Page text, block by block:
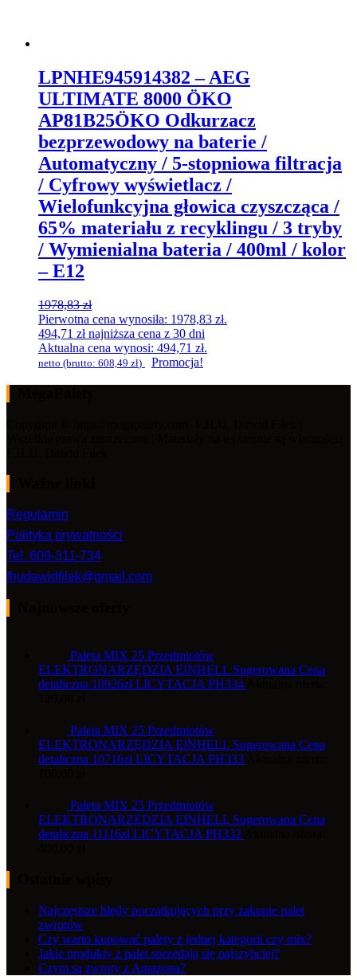
LPNHE945914382 – AEG
ULTIMATE 8000 ÖKO
AP81B25ÖKO Odkurzacz
bezprzewodowy na baterie /
Automatyczny / 5-stopniowa filtracja
/ Cyfrowy wyświetlacz /
Wielofunkcyjna głowica czyszcząca /
65% materiału z recyklingu / 3 tryby
/ Wymienialna bateria / 400ml / kolor
– E12
1978,83zł
Pierwotna cena wynosiła: 1978,83 zł.
494,71 złnajniższa cena z 30 dni
Aktualna cena wynosi: 494,71 zł.
netto (brutto: 608,49 zł) Promocja!
Regulamin
Polityka prywatności
Tel. 609-311-734
fhudawidfilek@gmail.com
Paleta MIX 25 Przedmiotów
ELEKTRONARZĘDZIA EINHELL Sugerowana Cena
detaliczna 10926zł LICYTACJA PH334
Paleta MIX 25 Przedmiotów
ELEKTRONARZĘDZIA EINHELL Sugerowana Cena
detaliczna 10716zł LICYTACJA PH333
Paleta MIX 25 Przedmiotów
ELEKTRONARZĘDZIA EINHELL Sugerowana Cena
detaliczna 11116zł LICYTACJA PH332
Najczęstsze błędy początkujących przy zakupie palet
zwrotów
Czy warto kupować palety z jednej kategorii czy mix?
Jakie produkty z palet sprzedają się najszybciej?
Czym są zwroty z Amazona?